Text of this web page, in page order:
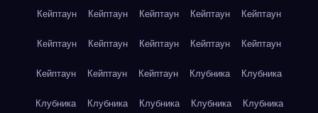
Кейптаун Кейптаун Кейптаун Кейптаун Кейптаун
Кейптаун Кейптаун Кейптаун Кейптаун Кейптаун
Кейптаун Кейптаун Кейптаун Клубника Клубника
Клубника Клубника Клубника Клубника Клубника